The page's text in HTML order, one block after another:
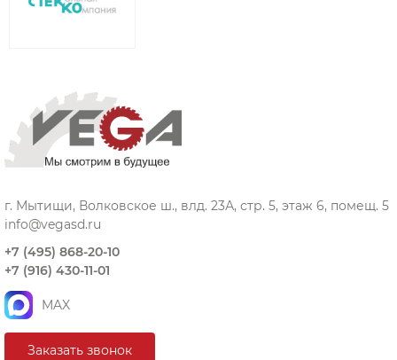
г. Мытищи, Волковское ш., влд. 23А, стр. 5, этаж 6, помещ. 5
info@vegasd.ru
+7 (495) 868-20-10
+7 (916) 430-11-01
MAX
Заказать звонок